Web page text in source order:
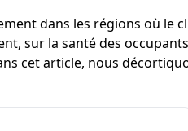
dans les régions où le
sur la santé des
cet article, nous